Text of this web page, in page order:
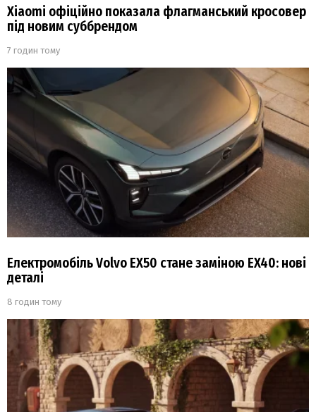
Xiaomi офіційно показала флагманський кросовер
під новим суббрендом
7 годин тому
Електромобіль Volvo EX50 стане заміною EX40: нові
деталі
8 годин тому